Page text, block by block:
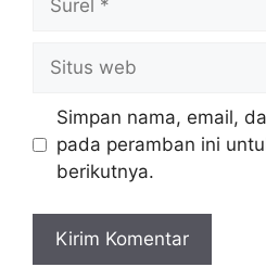
Situs
web
Simpan nama, email,
pada peramban ini
berikutnya.